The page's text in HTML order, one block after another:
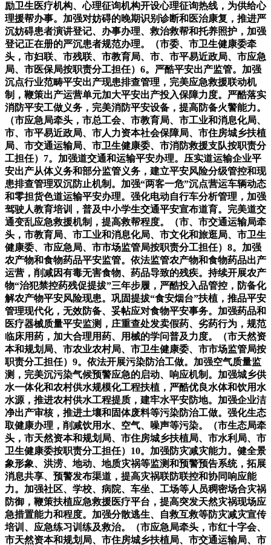
励卫生医疗机构、心理征询机构开设心理征询热线，为供给心
理援帮办事。加强对妨碍的晚期识别诊断和医治康复，推进严
沉妨碍患者演讲登记、办事办理、救治救帮和托养照护，加强
登记正在册的严沉患者规范办理。（市委、市卫生健康委牵
头，市妇联、市残联、市教育局、市、市平易近政局、市应急
局、市医保局按职责分工担任）6。严酷平安出产监管。加强
沉点行业范畴平安出产现患排查管理，完美应急救援联动机
制，鞭策出产运营单元加大平安出产投入保障力度。严酷落实
消防平安工做义务，完美消防平安设备，提高防备火警能力。
（市应急局牵头，市总工会、市教育局、市工业和消息化局、
市、市平易近政局、市人力资本社会保障局、市住房城乡扶植
局、市交通运输局、市卫生健康委、市消防救援支队按职责分
工担任）7。加强道交通和运输平安办理。压实道运输企业平
安出产从体义务和部分监管义务，建立平安风险分级管控和现
患排查管理双沉防止机制。加强“两客一危”沉点营运车辆动态
和零担货色道运输平安办理。强化电动自行车分析管理，加强
驾驶人教育培训，普及中小学生交通平安宣布道育。完美道交
通变乱应急救援机制，提高救帮程度。（市、市交通运输局牵
头，市教育局、市工业和消息化局、市文化和旅逛局、市卫生
健康委、市应急局、市市场监管局按职责分工担任）8。加强
农产物和食物药品平安监管。依法监管农产物和食物药品出产
运营，削减因有毒无害食物、药品导致的残疾。持续开展农产
物“治犯禁控药残促提拔”三年步履，严酷投入品管控，防备化
解农产物平安风险现患。巩固提拔“食安烟台”扶植，推品平安
管理现代化，无效防备、妥帖应对食物平安事务。加强药品和
医疗器械质量平安监测，庄重查处发卖假药、劣药行为，规范
临床用药，加大合理用药、用械的学问普及力度。（市天然资
本和规划局、市农业农村局、市卫生健康委、市市场监管局按
职责分工担任）9。依法开展污染防治工做。加强空气质量监
测，完美沉污染气候预警应急的启动、响应机制。加强城乡供
水一体化和农村供水规模化工程扶植，严酷优良水体和饮用水
水源，推进农村供水工程提质，建牢水平安防地。加强企业洁
净出产审核，推进土壤和固体废料等污染防治工做。强化生态
取健康办理，削减饮用水、空气、噪声等污染。（市生态局牵
头，市天然资本和规划局、市住房城乡扶植局、市水利局、市
卫生健康委按职责分工担任）10。加强防灾减灾能力。健全景
象形象、洪涝、地动、地质灾祸等监测和预警预告系统，拓展
消息共享、预警发布渠道，提高灾祸联防联控和协同响应能
力。加强社区、学校、病院、车坐、工场等人员稠密场合灾祸
防御，鞭策扶植应急救援医疗平台，提高突发天然灾祸现场应
急措置能力和程度。加强分散逃生、自救互救等防灾减灾宣传
培训、应急练习训练及救治。（市应急局牵头，市红十字会、
市天然资本和规划局、市住房城乡扶植局、市交通运输局、市